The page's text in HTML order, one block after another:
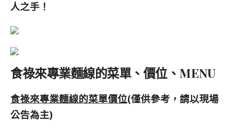
人之手！
食祿來專業麵線的菜單、價位、MENU
食祿來專業麵線的菜單價位(僅供參考，請以現場
公告為主)